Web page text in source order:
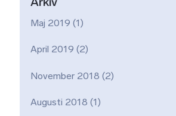
Maj 2019 (1)
April 2019 (2)
November 2018 (2)
Augusti 2018 (1)